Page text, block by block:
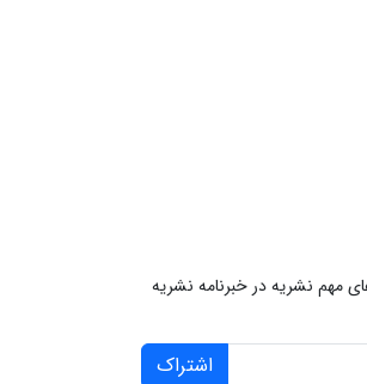
مهم نشریه در خبرنامه نشریه
اشتراک